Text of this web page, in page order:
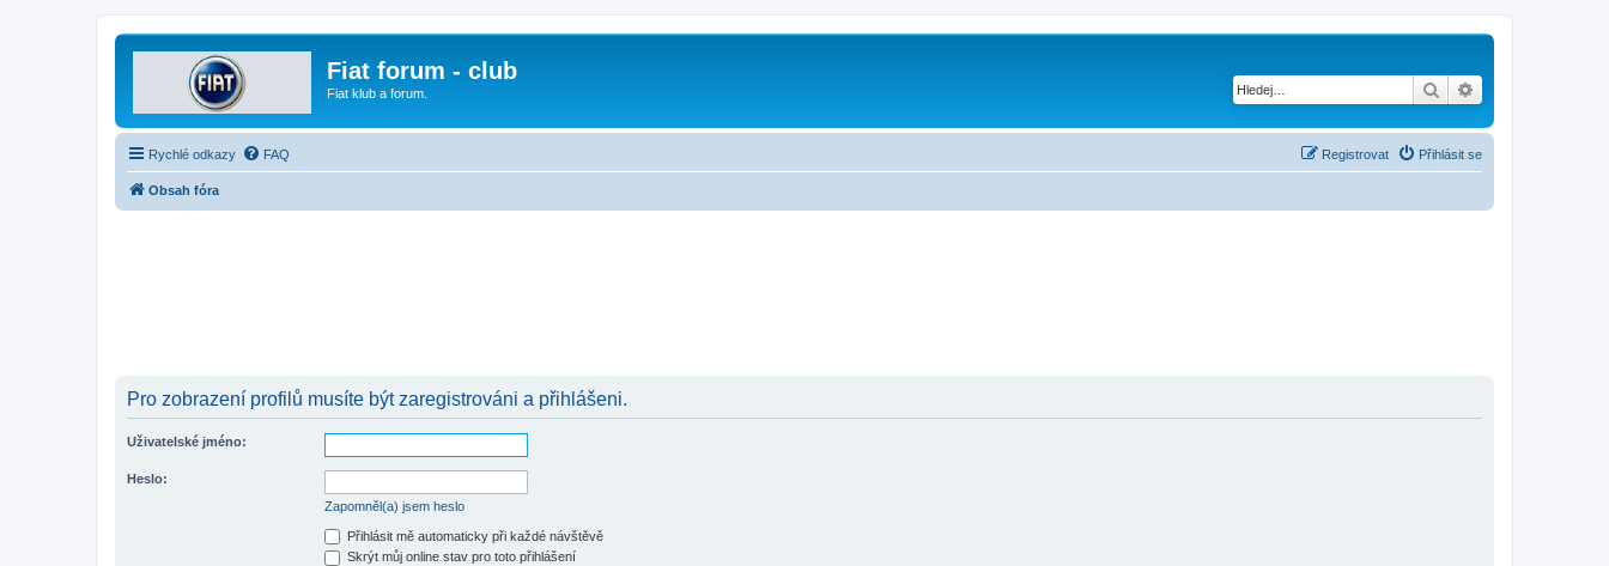
Fiat forum - club
Fiat klub a forum. Hledat
Rychlé odkazy FAQ Přihlásit se
Registrovat
Obsah fóra
Pro zobrazení profilů musíte být zaregistrováni a přihlášeni.
Uživatelské jméno:
Heslo:
Zapomněl(a) jsem heslo
Přihlásit mě automaticky při každé návštěvě
Skrýt můj online stav pro toto přihlášení